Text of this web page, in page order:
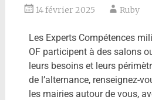
14 février 2025 Ruby
Les Experts Compétences
OF participent à des salons
leurs besoins et leurs
de l’alternance, renseignez-
les mairies autour de vous,